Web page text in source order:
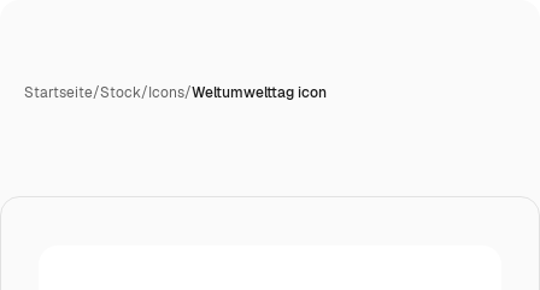
Startseite/Stock/Icons/Weltumwelttag icon